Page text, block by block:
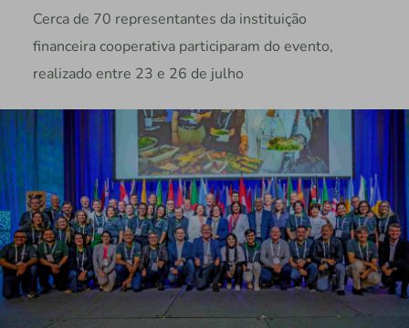
Cerca de 70 representantes da instituição
financeira cooperativa participaram do evento,
realizado entre 23 e 26 de julho